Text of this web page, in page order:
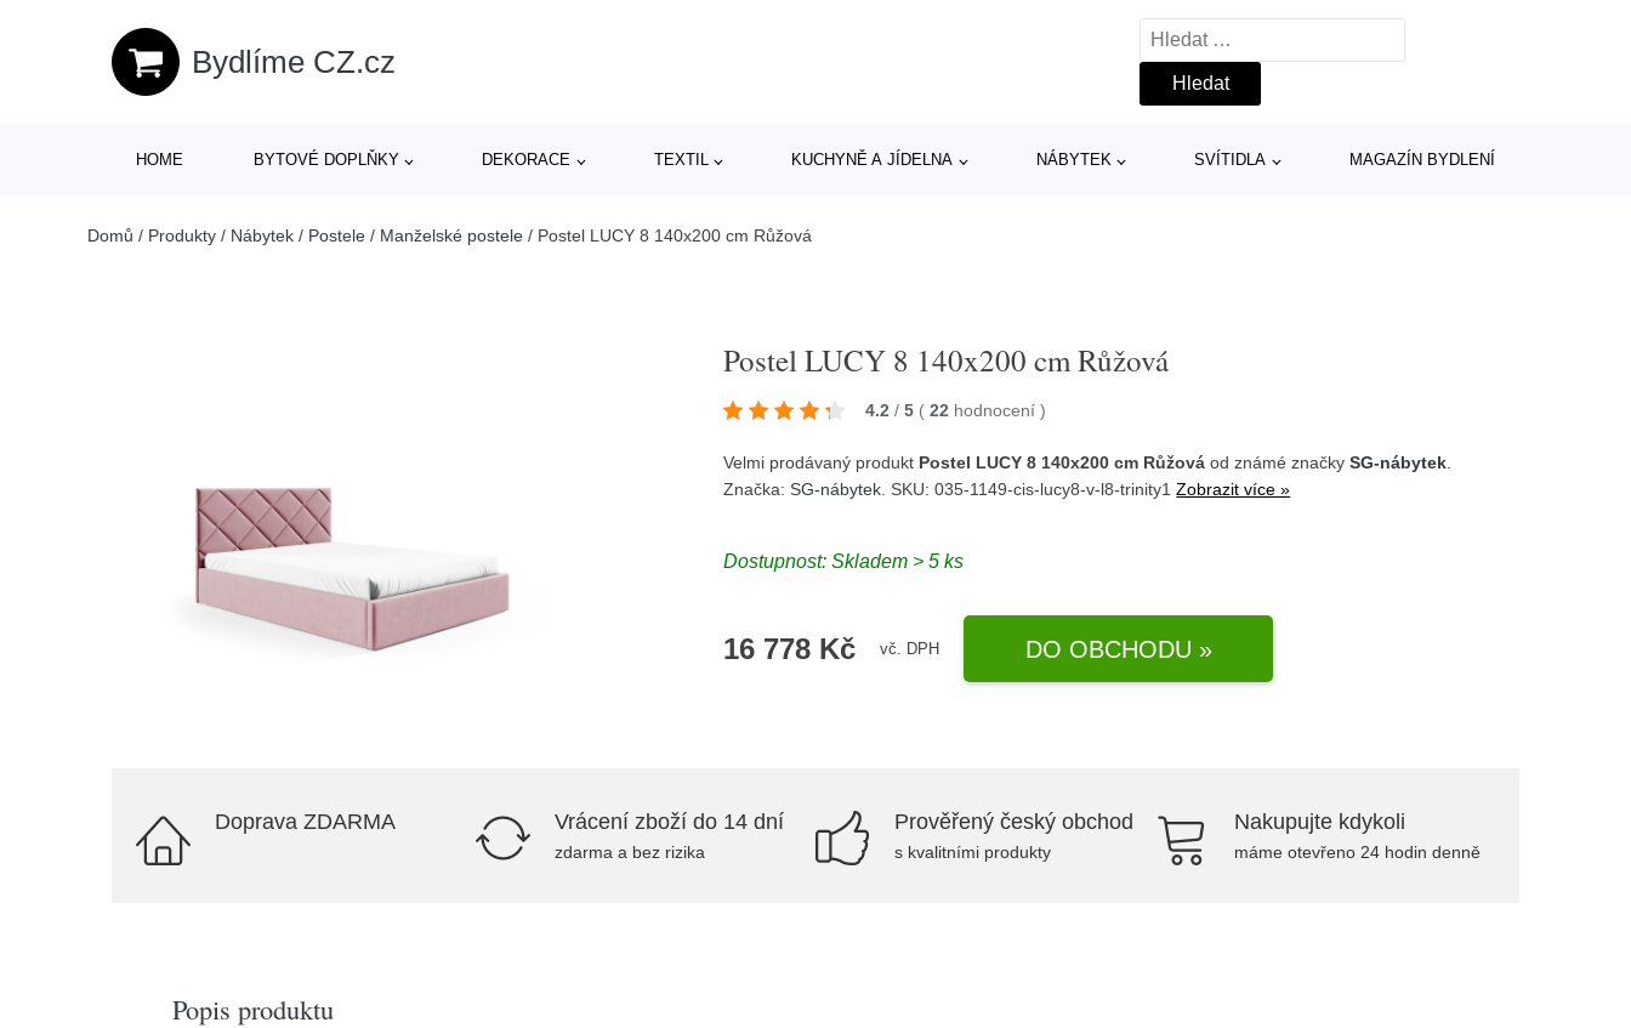
Bydlíme CZ.cz
Vyhledávání
HOME BYTOVÉ DOPLŇKY DEKORACE TEXTIL KUCHYNĚ A JÍDELNA NÁBYTEK SVÍTIDLA MAGAZÍN BYDLENÍ
Domů / Produkty / Nábytek / Postele / Manželské postele / Postel LUCY 8 140x200 cm Růžová
Postel LUCY 8 140x200 cm Růžová
4.2 / 5 ( 22 hodnocení)
Velmi prodávaný produkt Postel LUCY 8 140x200 cm Růžová od známé značkySG-nábytek
Značka:SG-nábytek . SKU: 035-1149-cis-lucy8-v-l8-trinity1Zobrazit více »
Dostupnost:Skladem > 5 ks
16 778 Kč vč. DPH DO OBCHODU »
Doprava ZDARMA Vrácení zboží do 14 dní
zdarma a bez rizika
Prověřený český obchod
s kvalitními produkty
Nakupujte kdykoli
máme otevřeno 24 hodin denně
Popis produktu